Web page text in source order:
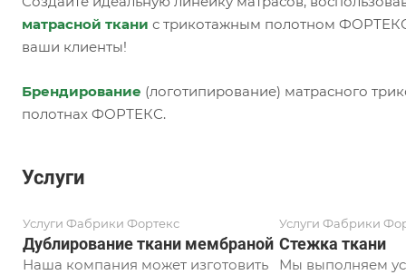
матрасной ткани с трикотажным полотном
ваши клиенты!
Брендирование (логотипирование) матрасного
полотнах ФОРТЕКС.
Услуги
Услуги Фабрики Фортекс
Дублирование ткани мембраной
Наша компания может изготовить
Услуги Фабрики
Стежка ткани
Мы выполняем